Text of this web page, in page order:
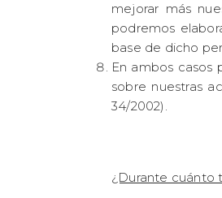
mejorar más
podremos
base de dicho
En ambos casos
sobre nuestras
34/2002).
¿Durante cuánto